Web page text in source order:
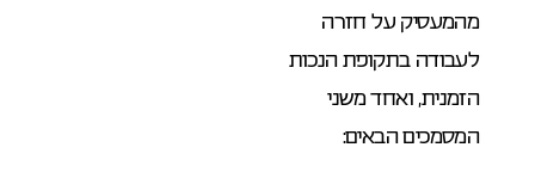
מהמעסיק על חזרה
לעבודה בתקופת הנכות
הזמנית, ואחד משני
המסמכים הבאים: